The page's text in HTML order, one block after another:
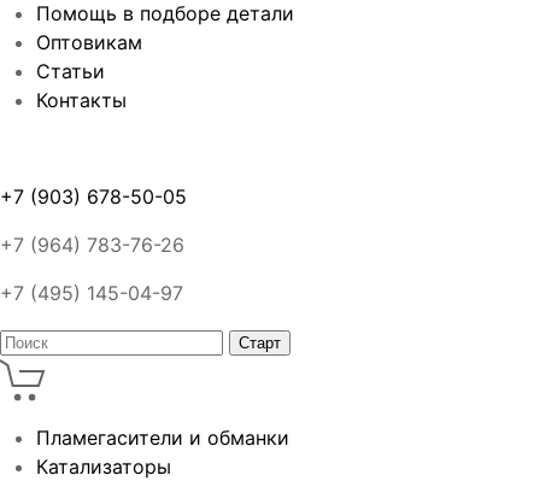
Помощь в подборе детали
Оптовикам
Статьи
Контакты
+7 (903) 678-50-05
+7 (964) 783-76-26
+7 (495) 145-04-97
Пламегасители и обманки
Катализаторы